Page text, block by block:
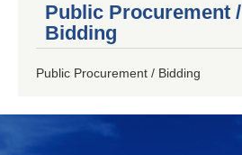
Public Procurement /
Bidding
Public Procurement / Bidding